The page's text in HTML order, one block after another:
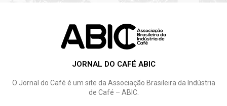
JORNAL DO CAFÉ ABIC
O Jornal do Café é um site da Associação Brasileira da Indústria
de Café – ABIC.